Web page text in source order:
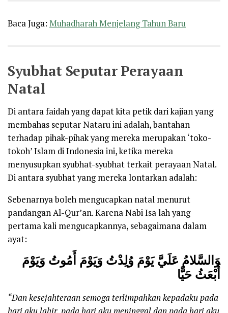
Baca Juga: Muhadharah Menjelang Tahun Baru
Syubhat Seputar Perayaan
Natal
Di antara faidah yang dapat kita petik dari kajian yang
membahas seputar Nataru ini adalah, bantahan
terhadap pihak-pihak yang mereka merupakan ‘toko-
tokoh’ Islam di Indonesia ini, ketika mereka
menyusupkan syubhat-syubhat terkait perayaan Natal.
Di antara syubhat yang mereka lontarkan adalah:
Sebenarnya boleh mengucapkan natal menurut
pandangan Al-Qur’an. Karena Nabi Isa lah yang
pertama kali mengucapkannya, sebagaimana dalam
ayat:
وَالسَّلامُ عَلَيَّ يَوْمَ وُلِدْتُ وَيَوْمَ أَمُوتُ وَيَوْمَ
أُبْعَثُ حَيًّا
“Dan kesejahteraan semoga terlimpahkan kepadaku pada